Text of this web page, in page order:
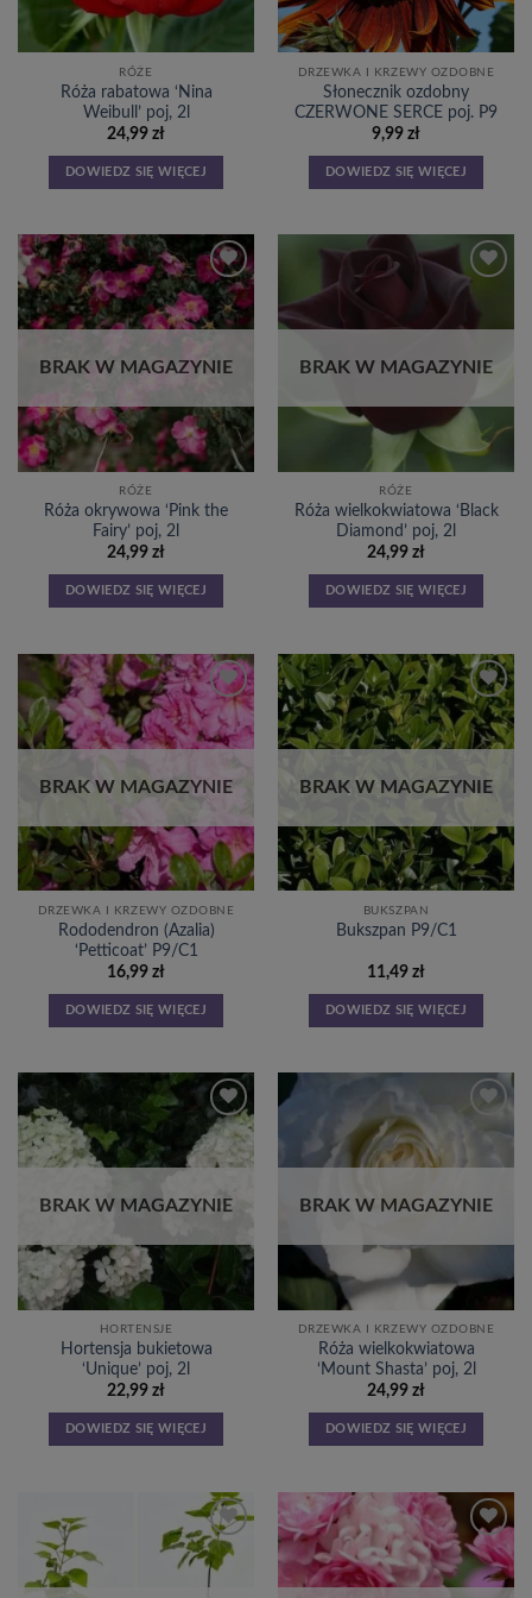
RÓŻE
Róża rabatowa ‘Nina
Weibull’ poj, 2l
24,99 zł
DOWIEDZ SIĘ WIĘCEJ
DRZEWKA I KRZEWY OZDOBNE
Słonecznik ozdobny
CZERWONE SERCE poj. P9
9,99 zł
DOWIEDZ SIĘ WIĘCEJ
Dodaj
do
listy
BRAK W MAGAZYNIE
RÓŻE
Róża okrywowa ‘Pink the
Fairy’ poj, 2l
24,99 zł
DOWIEDZ SIĘ WIĘCEJ
listy
BRAK W MAGAZYNIE
RÓŻE
Róża wielkokwiatowa ‘Black
Diamond’ poj, 2l
24,99 zł
DOWIEDZ SIĘ WIĘCEJ
Dodaj
do
listy
BRAK W MAGAZYNIE
DRZEWKA I KRZEWY OZDOBNE
Rododendron (Azalia)
‘Petticoat’ P9/C1
16,99 zł
DOWIEDZ SIĘ WIĘCEJ
Dodaj
do
listy
BRAK W MAGAZYNIE
BUKSZPAN
Bukszpan P9/C1
11,49 zł
DOWIEDZ SIĘ WIĘCEJ
Dodaj
do
listy
BRAK W MAGAZYNIE
HORTENSJE
Hortensja bukietowa
‘Unique’ poj, 2l
22,99 zł
DOWIEDZ SIĘ WIĘCEJ
Dodaj
listy
BRAK W MAGAZYNIE
DRZEWKA I KRZEWY OZDOBNE
Róża wielkokwiatowa
‘Mount Shasta’ poj, 2l
24,99 zł
DOWIEDZ SIĘ WIĘCEJ
Dodaj
do
listy
Dodaj
do
listy